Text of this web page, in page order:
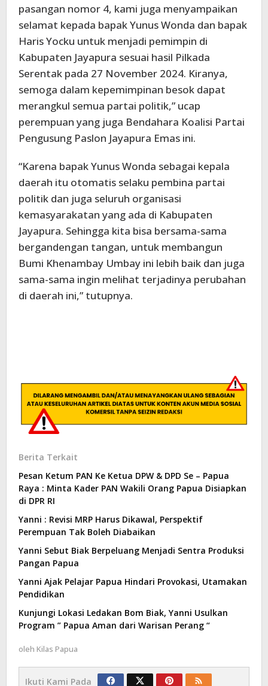
pasangan nomor 4, kami juga menyampaikan
selamat kepada bapak Yunus Wonda dan bapak
Haris Yocku untuk menjadi pemimpin di
Kabupaten Jayapura sesuai hasil Pilkada
Serentak pada 27 November 2024. Kiranya,
semoga dalam kepemimpinan besok dapat
merangkul semua partai politik,” ucap
perempuan yang juga Bendahara Koalisi Partai
Pengusung Paslon Jayapura Emas ini.
“Karena bapak Yunus Wonda sebagai kepala
daerah itu otomatis selaku pembina partai
politik dan juga seluruh organisasi
kemasyarakatan yang ada di Kabupaten
Jayapura. Sehingga kita bisa bersama-sama
bergandengan tangan, untuk membangun
Bumi Khenambay Umbay ini lebih baik dan juga
sama-sama ingin melihat terjadinya perubahan
di daerah ini,” tutupnya.
Berita Terkait
Pesan Ketum PAN Ke Ketua DPW & DPD Se – Papua
Raya : Minta Kader PAN Wakili Orang Papua Disiapkan
di DPR RI
Yanni : Revisi MRP Harus Dikawal, Perspektif
Perempuan Tak Boleh Diabaikan
Yanni Sebut Biak Berpeluang Menjadi Sentra Produksi
Pangan Papua
Yanni Ajak Pelajar Papua Hindari Provokasi, Utamakan
Pendidikan
Kunjungi Lokasi Ledakan Bom Biak, Yanni Usulkan
Program ” Papua Aman dari Warisan Perang “
oleh Kilas Papua
Ikuti Kami Pada